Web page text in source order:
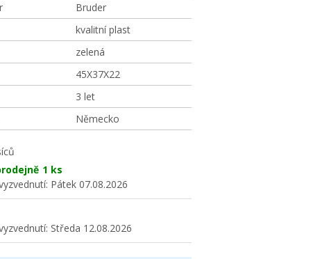
Bruder
kvalitní plast
zelená
45X37X22
3 let
Německo
1 ks
Pátek 07.08.2026
Středa 12.08.2026